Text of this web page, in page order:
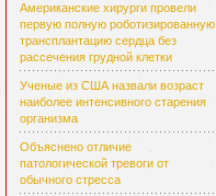
Американские хирурги провели
первую полную роботизированную
трансплантацию сердца без
рассечения грудной клетки
Ученые из США назвали возраст
наиболее интенсивного старения
организма
Объяснено отличие
патологической тревоги от
обычного стресса